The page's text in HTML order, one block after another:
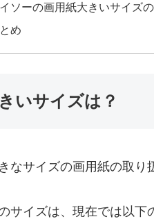
ソーの画用紙大きいサイズ
め
いサイズは？
なサイズの画用紙の取り
サイズは、現在では以下